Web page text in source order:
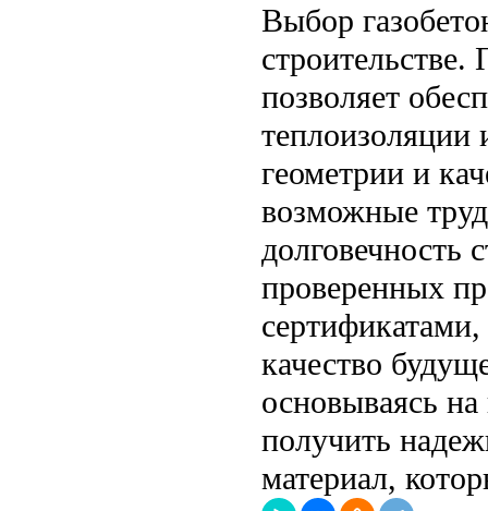
Выбор
позволяет
теплоизоляции
геометрии и
возможные
долговечность
проверенных
сертификатами,
качество
основываясь
получить
материал,